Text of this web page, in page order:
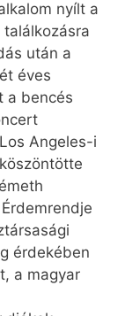
nyílt a
után a
éves
a bencés
Angeles-i
érdekében
a magyar